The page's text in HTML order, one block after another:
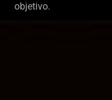
objetivo.